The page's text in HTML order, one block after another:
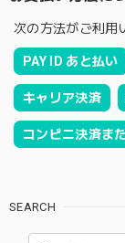
次の方法がご利用
PAY ID あと払い
キャリア決済
コンビニ決済ま
SEARCH